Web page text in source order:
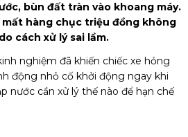
bùn đất tràn vào khoang máy.
hàng chục triệu đồng không
cách xử lý sai lầm.
nghiệm đã khiến chiếc xe hỏng
động nhỏ cố khởi động ngay khi
nước cần xử lý thế nào để hạn chế